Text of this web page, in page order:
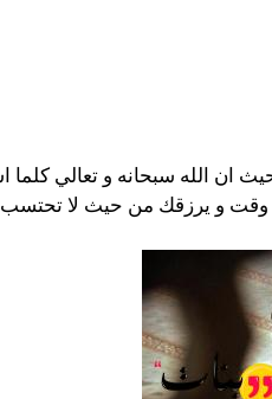
ان الله سبحانه و تعالي
وقت و يرزقك من حيث لا